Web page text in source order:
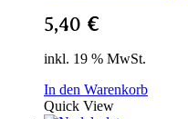
5,40 €
inkl. 19 % MwSt.
In den Warenkorb
Quick View